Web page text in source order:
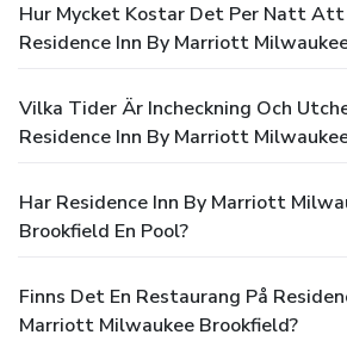
Hur Mycket Kostar Det Per Natt Att
Residence Inn By Marriott
Vilka Tider Är Incheckning Och
Residence Inn By Marriott
Har Residence Inn By Marriott
Brookfield En Pool?
Finns Det En Restaurang På
Marriott Milwaukee Brookfield?